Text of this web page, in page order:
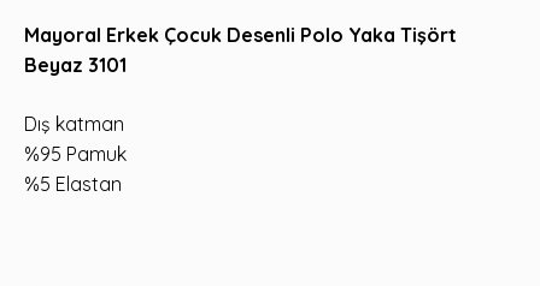
Mayoral Erkek Çocuk Desenli Polo Yaka Tişört
Beyaz 3101
Dış katman
%95 Pamuk
%5 Elastan